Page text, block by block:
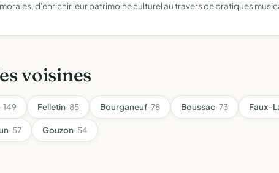
d'enrichir leur patrimoine culturel au travers de pratiques
voisines
· 149 Felletin· 85 Bourganeuf· 78 Boussac· 73 Faux-
· 57 Gouzon· 54